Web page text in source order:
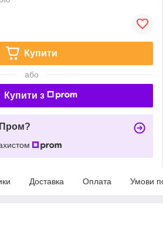
Купити
або
Купити з
Пром?
Доставка Оплата Умови